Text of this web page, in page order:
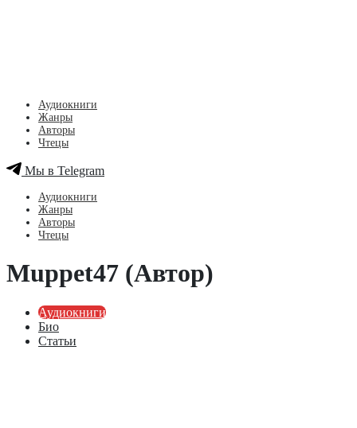
Аудиокниги
Жанры
Авторы
Чтецы
Мы в Telegram
Аудиокниги
Жанры
Авторы
Чтецы
Muppet47 (Автор)
Аудиокниги
Био
Статьи